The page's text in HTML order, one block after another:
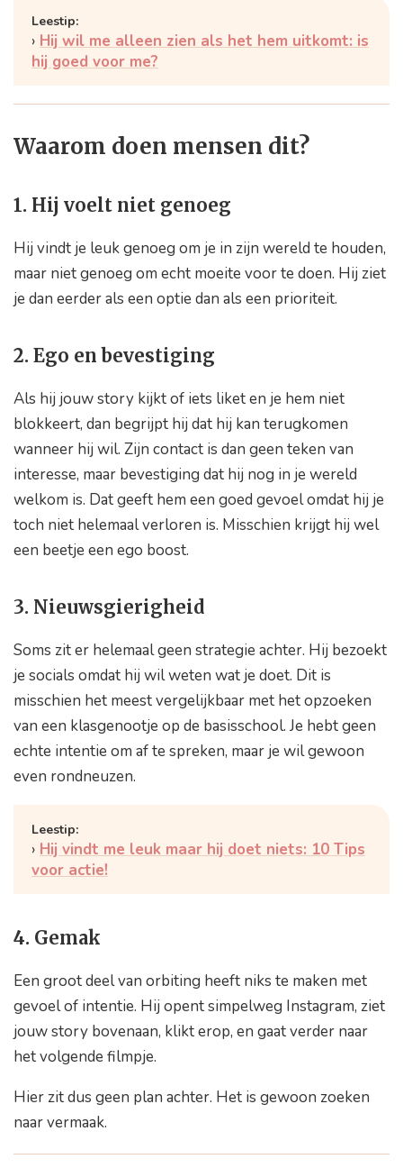
Hij wil me alleen zien als het hem uitkomt: is
hij goed voor me?
Waarom doen mensen dit?
1. Hij voelt niet genoeg
Hij vindt je leuk genoeg om je in zijn wereld te houden,
maar niet genoeg om echt moeite voor te doen. Hij ziet
je dan eerder als een optie dan als een prioriteit.
2. Ego en bevestiging
Als hij jouw story kijkt of iets liket en je hem niet
blokkeert, dan begrijpt hij dat hij kan terugkomen
wanneer hij wil. Zijn contact is dan geen teken van
interesse, maar bevestiging dat hij nog in je wereld
welkom is. Dat geeft hem een goed gevoel omdat hij je
toch niet helemaal verloren is. Misschien krijgt hij wel
een beetje een ego boost.
3. Nieuwsgierigheid
Soms zit er helemaal geen strategie achter. Hij bezoekt
je socials omdat hij wil weten wat je doet. Dit is
misschien het meest vergelijkbaar met het opzoeken
van een klasgenootje op de basisschool. Je hebt geen
echte intentie om af te spreken, maar je wil gewoon
even rondneuzen.
Hij vindt me leuk maar hij doet niets: 10 Tips
voor actie!
4. Gemak
Een groot deel van orbiting heeft niks te maken met
gevoel of intentie. Hij opent simpelweg Instagram, ziet
jouw story bovenaan, klikt erop, en gaat verder naar
het volgende filmpje.
Hier zit dus geen plan achter. Het is gewoon zoeken
naar vermaak.